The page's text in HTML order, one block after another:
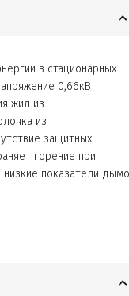
в стационарных
0,66кВ
жил из
из
защитных
горение при
низкие показатели дымо